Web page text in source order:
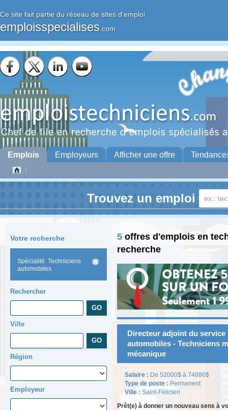
Ce site fait partie du réseau de sites d'emploi
emploisspecialises .com
Emplois Employeurs Afficher une offre
Trouvez un emploi
Votre recherche
Spécialité: Techniciens
automobiles
Rechercher
Ville
Région
Employeur
5 offres d'emplois en
recherche
Directeur adjoint du service
automobiles - Techniciens
mécanique
Salaire : De 52000$ à 74880$
Type de poste : Permanent
Ville : Saint-Félicien
Prêt(e) à donner un nouveau sens à